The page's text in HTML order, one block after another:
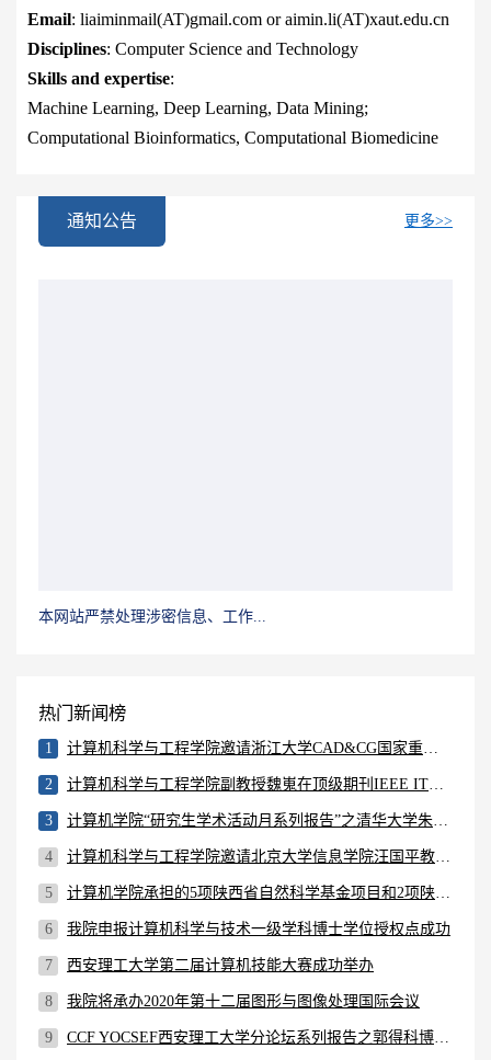
Email: liaiminmail(AT)gmail.com or aimin.li(AT)xaut.edu.cn
Disciplines: Computer Science and Technology
Skills and expertise:
Machine Learning, Deep Learning, Data Mining;
Computational Bioinformatics, Computational Biomedicine
通知公告 更多>>
本网站严禁处理涉密信息、工作...
热门新闻榜
1
2
3
4
5
6 我院申报计算机科学与技术一级学科博士学位授权点成功
7 西安理工大学第二届计算机技能大赛成功举办
8 我院将承办2020年第十二届图形与图像处理国际会议
9